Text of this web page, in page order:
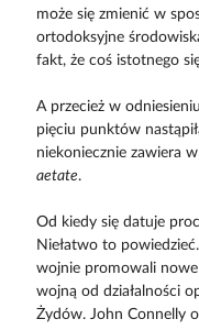
może się zmienić w
ortodoksyjne
fakt, że coś istotnego
A przecież w
pięciu punktów
niekoniecznie zawiera
aetate.
Od kiedy się datuje
Niełatwo to
wojnie promowali nowe
wojną od działalności
Żydów. John Connelly